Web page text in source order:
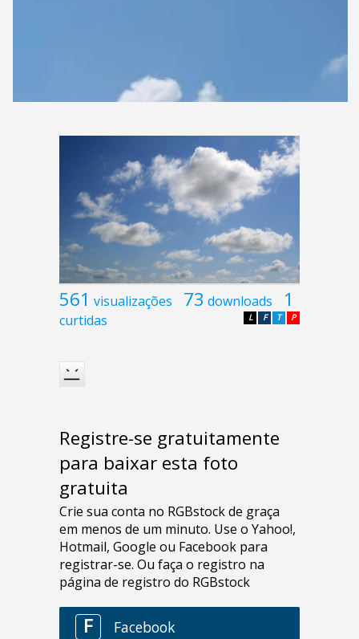
561 visualizações 73 downloads 1
curtidas P
T
F
L
Registre-se gratuitamente
para baixar esta foto
gratuita